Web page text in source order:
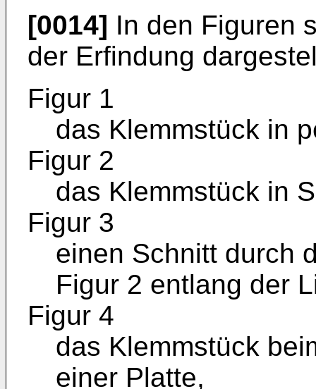
[0014] In den Figuren
der Erfindung
Figur 1
das Klemmstück in
Figur 2
das Klemmstück in
Figur 3
einen Schnitt durch
Figur 2 entlang der
Figur 4
das Klemmstück
einer Platte,